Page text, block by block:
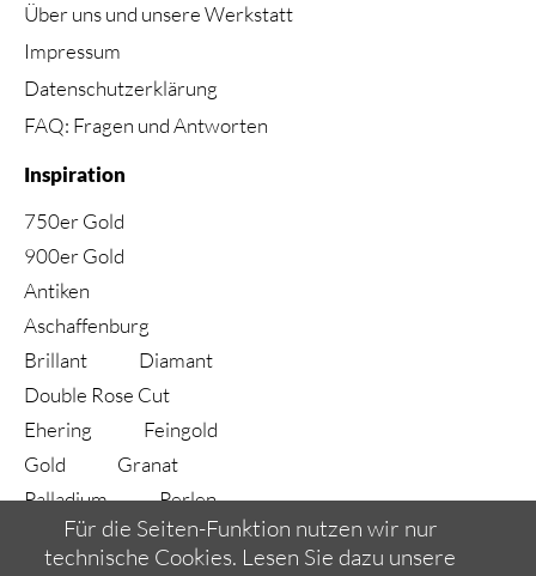
Über uns und unsere Werkstatt
Impressum
Datenschutzerklärung
FAQ: Fragen und Antworten
Inspiration
750er Gold
900er Gold
Antiken
Aschaffenburg
Brillant
Diamant
Double Rose Cut
Ehering
Feingold
Gold
Granat
Palladium
Perlen
Rubin
Saphir
Silber
Für die Seiten-Funktion nutzen wir nur
technische Cookies. Lesen Sie dazu unsere